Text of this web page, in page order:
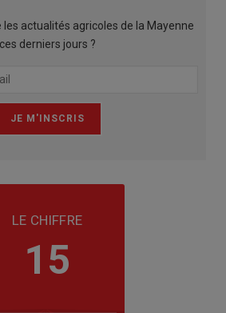
les actualités agricoles de la Mayenne
ces derniers jours ?
LE CHIFFRE
15